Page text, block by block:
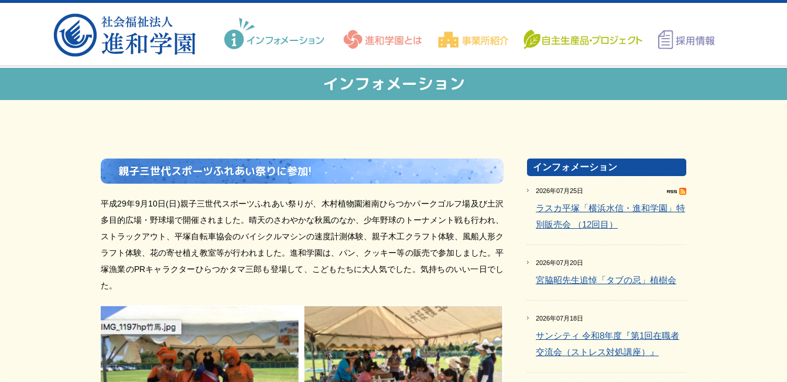
インフォメーション
親子三世代スポーツふれあい祭りに参加!
平成29年9月10日(日)親子三世代スポーツふれあい祭りが、木村植物園湘南ひらつかパークゴルフ場及び土沢
多目的広場・野球場で開催されました。晴天のさわやかな秋風のなか、少年野球のトーナメント戦も行われ、
ストラックアウト、平塚自転車協会のバイシクルマシンの速度計測体験、親子木工クラフト体験、風船人形ク
ラフト体験、花の寄せ植え教室等が行われました。進和学園は、パン、クッキー等の販売で参加しました。平
塚漁業のPRキャラクターひらつかタマ三郎も登場して、こどもたちに大人気でした。気持ちのいい一日でし
た。
インフォメーション
2026年07月25日
ラスカ平塚「横浜水信・進和学園」特
別販売会 （12回目）
2026年07月20日
宮脇昭先生追悼「タブの忌」植樹会
2026年07月18日
サンシティ 令和8年度『第1回在職者
交流会（ストレス対処講座）』